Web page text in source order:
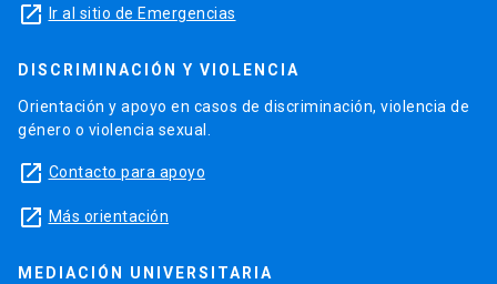
launch Ir al sitio de Emergencias
DISCRIMINACIÓN Y VIOLENCIA
Orientación y apoyo en casos de discriminación, violencia de
género o violencia sexual.
launch Contacto para apoyo
launch Más orientación
MEDIACIÓN UNIVERSITARIA